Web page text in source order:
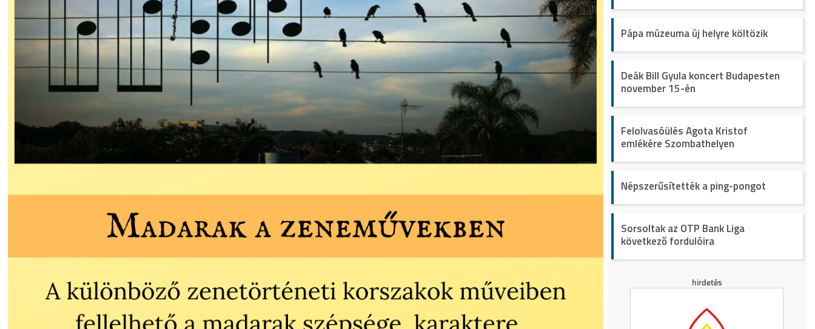
Pápa múzeuma új helyre költözik
Deák Bill Gyula koncert Budapesten
november 15-én
Felolvasóülés Agota Kristof
emlékére Szombathelyen
Népszerűsítették a ping-pongot
Sorsoltak az OTP Bank Liga
következő fordulóira